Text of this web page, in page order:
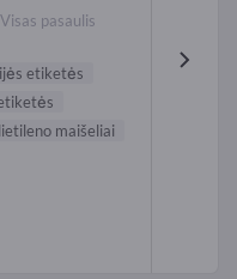
Visas pasaulis
etiketės
maišeliai